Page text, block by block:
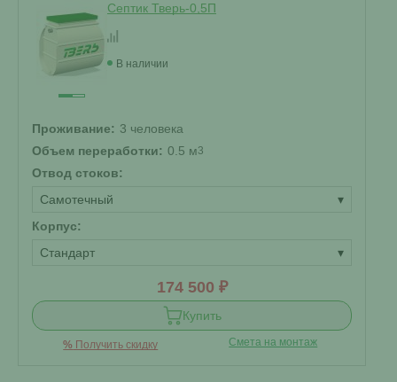
Септик Тверь-0,5П
В наличии
Проживание: 3 человека
Объем переработки: 0.5 м3
Отвод стоков:
Самотечный
▾
Корпус:
Стандарт
▾
174 500 ₽
Купить
% Получить скидку Смета на монтаж